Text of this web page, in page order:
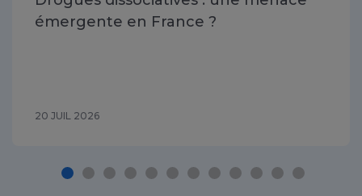
émergente en France ?
20 JUIL 2026